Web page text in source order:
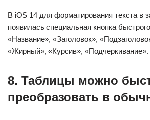
В iOS 14 для форматирования текста в
появилась специальная кнопка
«Название», «Заголовок»,
«Жирный», «Курсив», «Подчеркивание».
8. Таблицы можно
преобразовать в